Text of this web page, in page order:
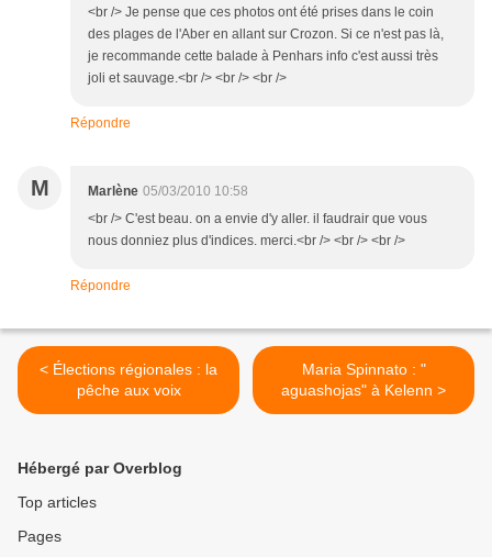
<br /> Je pense que ces photos ont été prises dans le coin
des plages de l'Aber en allant sur Crozon. Si ce n'est pas là,
je recommande cette balade à Penhars info c'est aussi très
joli et sauvage.<br /> <br /> <br />
Répondre
M Marlène 05/03/2010 10:58
<br /> C'est beau. on a envie d'y aller. il faudrair que vous
nous donniez plus d'indices. merci.<br /> <br /> <br />
Répondre
< Élections régionales : la
pêche aux voix
Maria Spinnato : "
aguashojas" à Kelenn >
Hébergé par Overblog
Top articles
Pages